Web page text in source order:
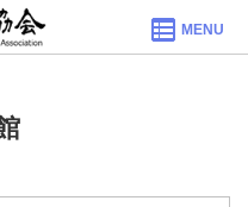
MENU